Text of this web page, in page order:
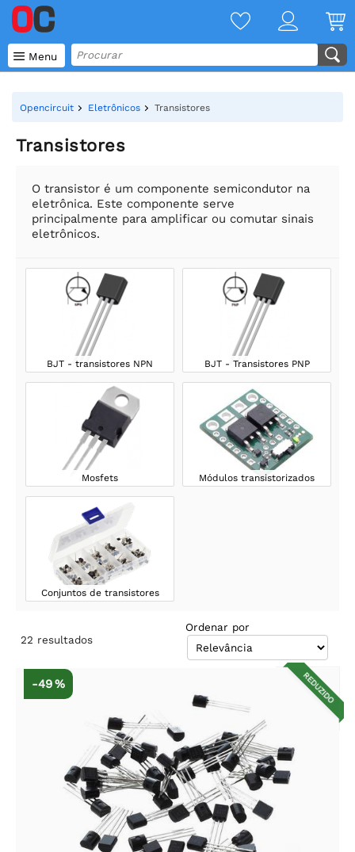
 Menu
Opencircuit Eletrônicos Transistores
Transistores
O transistor é um componente semicondutor na
eletrônica. Este componente serve
principalmente para amplificar ou comutar sinais
eletrônicos.
BJT - transistores NPN BJT - Transistores PNP
Mosfets Módulos transistorizados
Conjuntos de transistores
22 resultados
Ordenar por
REDUZIDO
-49 %